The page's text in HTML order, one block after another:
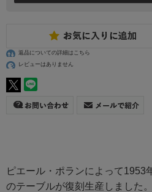
返品についての詳細はこちら
レビューはありません
ピエール・ポランによって1953
のテーブルが復刻生産しました。